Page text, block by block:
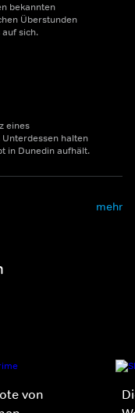
bekannten
Überstunden
sich.
eines
halten
in Dunedin aufhält.
mehr
von